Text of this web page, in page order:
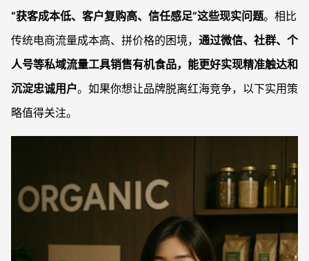
“获客成本低、客户复购高、信任感足”这些现实问题。相比
传统电商流量成本高、拼价格的困境， 通过微信、社群、个
人号等私域流量工具销售有机食品，能更好实现精准触达和
沉淀忠诚用户。如果你想让品牌脱离红海竞争，以下实用策
略值得关注。